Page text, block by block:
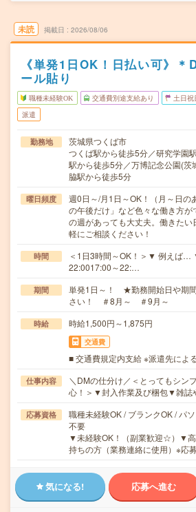
未読 掲載日 2026/08/06
《単発1日OK！日払い可》＊
ール貼り
職種未経験OK 交通費別途支給あり 土日祝
派遣
勤務地
茨城県つくば市
つくば駅から徒歩5分／研究学園
駅から徒歩5分／万博記念公園(茨
脇駅から徒歩5分
曜日頻度
週0日～/月1日～OK！（月～日
の午後だけ」など色々な働き方
の週があっても大丈夫。働きた
軽にご相談ください！
時間
＜1日3時間～OK！＞▼ 例えば…
22:0017:00～22:…
期間
単発1日～！ ★勤務開始日や期
さい！ ＃8月～ ＃9月～
時給 時給1,500円～1,875円
交通費
■ 交通費規定内支給 ※派遣先によ
仕事内容
＼DMの仕分け／＜とってもシン
心！＞▼封入作業及び梱包▼雑誌
応募資格
職種未経験OK / ブランクOK / パ
不要
▼未経験OK！（副業歓迎☆）▼
持ちの方（業務連絡に使用）※応
気になる! 応募へ進む